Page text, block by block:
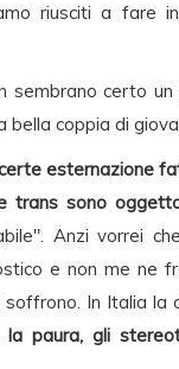
riusciti a fare
sembrano certo
coppia di
esternazione
trans sono
Anzi vorrei
e non me ne
In Italia la
la paura, gli